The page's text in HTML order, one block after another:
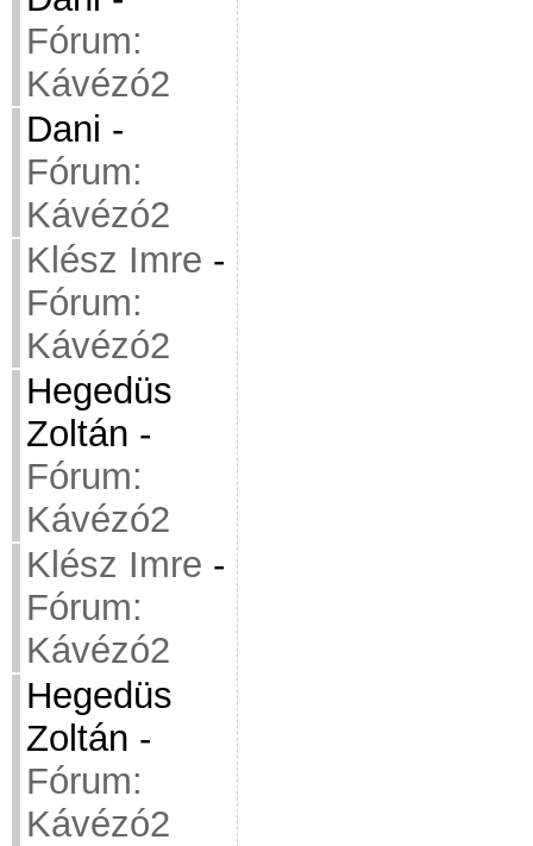
Fórum:
Kávézó2
Dani -
Fórum:
Kávézó2
Klész Imre -
Fórum:
Kávézó2
Hegedüs
Zoltán -
Fórum:
Kávézó2
Klész Imre -
Fórum:
Kávézó2
Hegedüs
Zoltán -
Fórum:
Kávézó2